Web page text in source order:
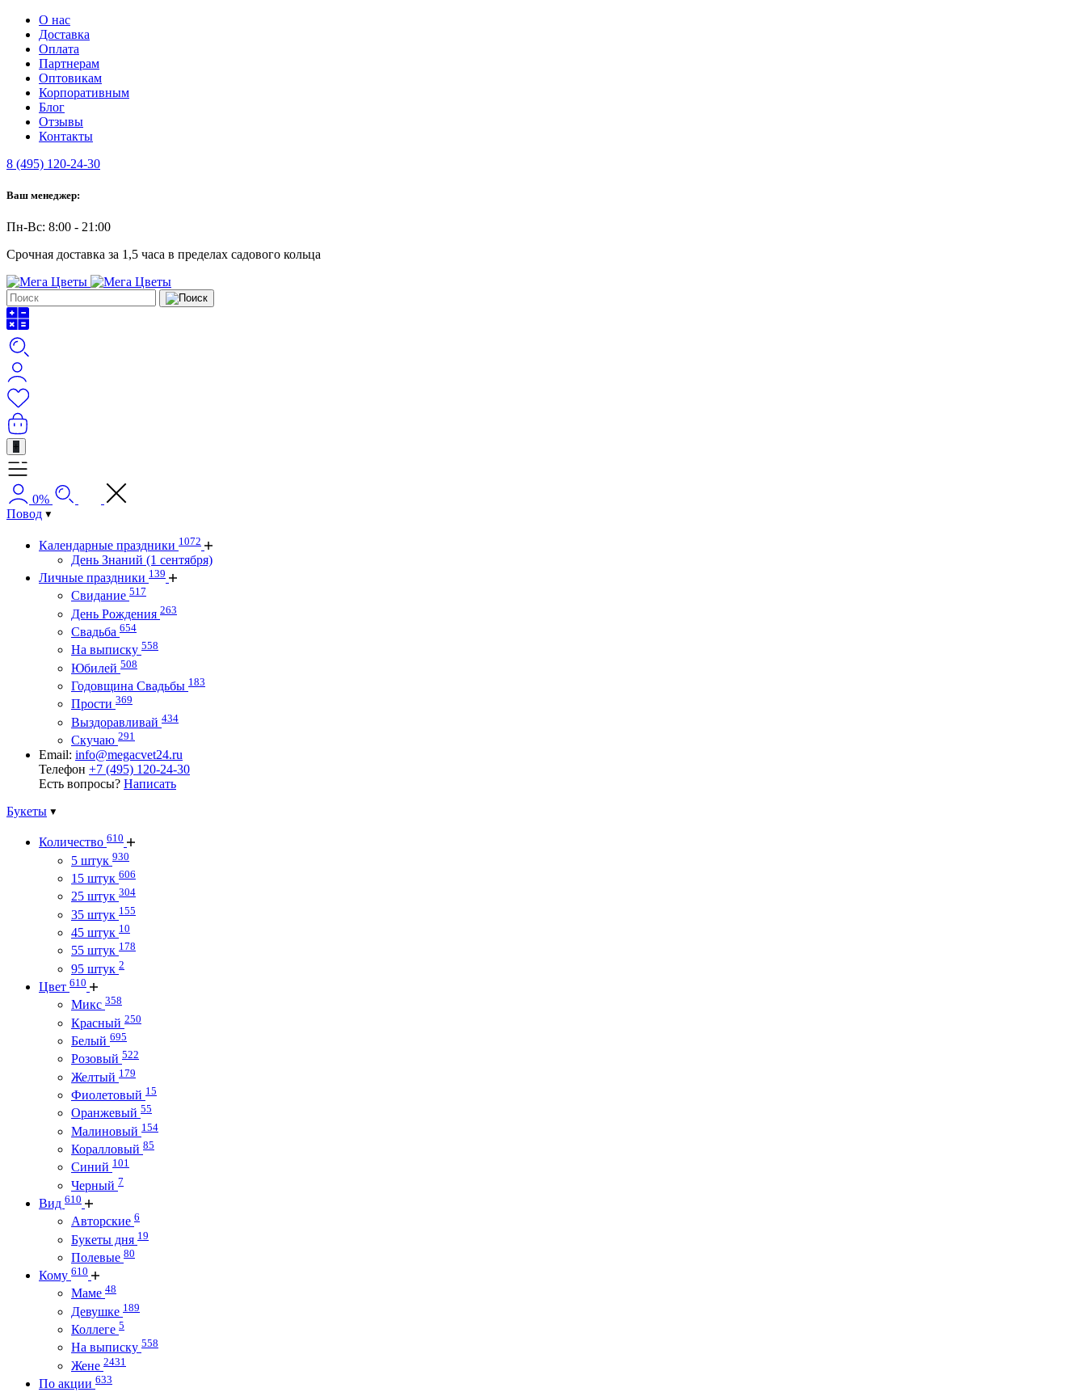
О нас
Доставка
Оплата
Партнерам
Оптовикам
Корпоративным
Блог
Отзывы
Контакты
8 (495) 120-24-30
Ваш менеджер:
Пн-Вс: 8:00 - 21:00
Срочная доставка за 1,5 часа в пределах садового кольца
+
0%
Повод
Календарные праздники 1072
День Знаний (1 сентября)
Личные праздники 139
Свидание 517
День Рождения 263
Свадьба 654
На выписку 558
Юбилей 508
Годовщина Свадьбы 183
Прости 369
Выздоравливай 434
Скучаю 291
Email: info@megacvet24.ru
Телефон +7 (495) 120-24-30
Есть вопросы? Написать
Букеты
Количество 610
5 штук 930
15 штук 606
25 штук 304
35 штук 155
45 штук 10
55 штук 178
95 штук 2
Цвет 610
Микс 358
Красный 250
Белый 695
Розовый 522
Желтый 179
Фиолетовый 15
Оранжевый 55
Малиновый 154
Коралловый 85
Синий 101
Черный 7
Вид 610
Авторские 6
Букеты дня 19
Полевые 80
Кому 610
Маме 48
Девушке 189
Коллеге 5
На выписку 558
Жене 2431
По акции 633